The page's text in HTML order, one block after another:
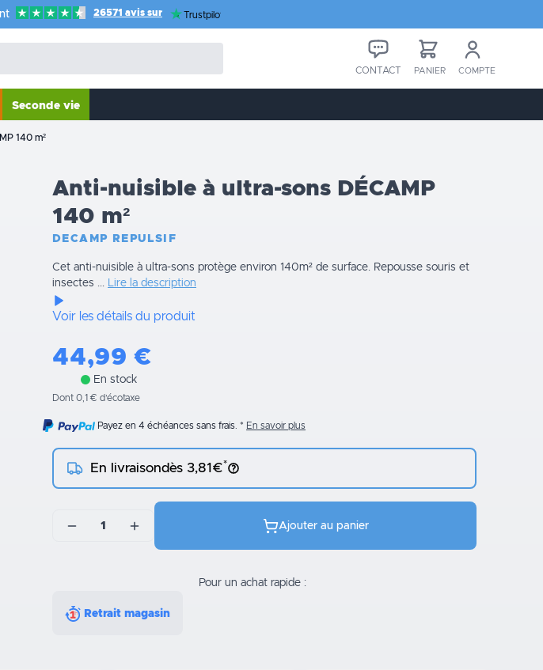
26571 avis sur Trustpilot
CONTACT PANIER COMPTE
Seconde vie
140 m²
Anti-nuisible à ultra-sons DÉCAMP
140 m²
DECAMP REPULSIF
Cet anti-nuisible à ultra-sons protège environ 140m² de surface. Repousse souris et
insectes ...
Lire la description
Voir les détails du produit
44,99 €
En stock
Dont 0,1 € d’écotaxe
Payez en 4 échéances sans frais. En savoir plus
En livraisondès 3,81€*
1 Ajouter au panier
Pour un achat rapide :
Retrait magasin